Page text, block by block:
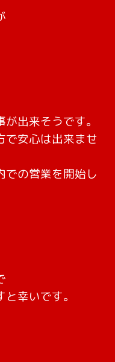
出来そうです。
で安心は出来ませ
での営業を開始し
幸いです。